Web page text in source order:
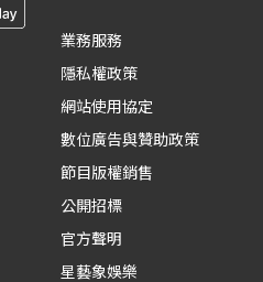
業務服務
隱私權政策
網站使用協定
數位廣告與贊助政策
節目版權銷售
公開招標
官方聲明
星藝象娛樂